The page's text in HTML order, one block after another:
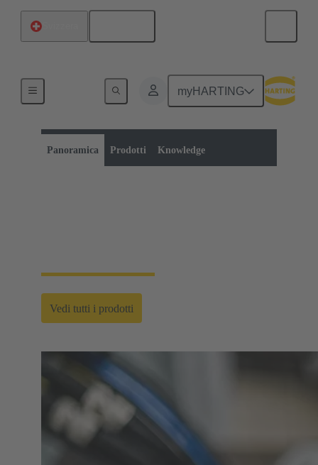
myHARTING
Panoramica Prodotti Knowledge
Connettori circolari
Vedi tutti i prodotti